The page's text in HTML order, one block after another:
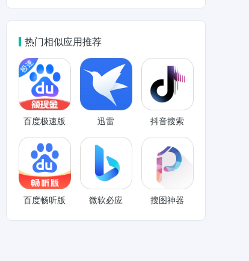
热门相似应用推荐
百度极速版 迅雷 抖音搜索
百度畅听版 微软必应 搜图神器